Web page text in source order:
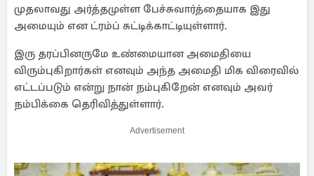
முதலாவது அர்த்தமுள்ள பேச்சுவார்த்தையாக இது
அமையும் என ட்ரம்ப் சுட்டிக்காட்டியுள்ளார்.
இரு தரப்பினருமே உண்மையான அமைதியை
விரும்புகிறார்கள் எனவும் அந்த அமைதி மிக விரைவில்
எட்டப்படும் என்று நான் நம்புகிறேன் எனவும் அவர்
நம்பிக்கை தெரிவித்துள்ளார்.
Advertisement